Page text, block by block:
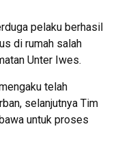
pelaku berhasil
di rumah salah
Unter Iwes.
telah
selanjutnya Tim
untuk proses